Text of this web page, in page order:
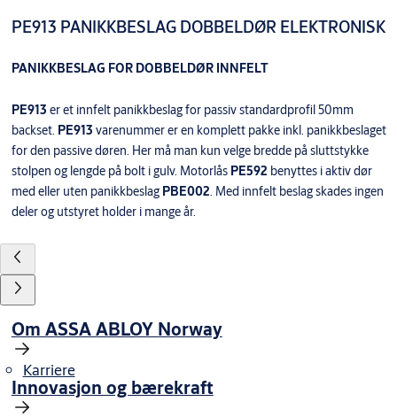
PE913 PANIKKBESLAG DOBBELDØR ELEKTRONISK
PANIKKBESLAG FOR DOBBELDØR INNFELT
PE913 er et innfelt panikkbeslag for passiv standardprofil 50mm
backset. PE913 varenummer er en komplett pakke inkl. panikkbeslaget
for den passive døren. Her må man kun velge bredde på sluttstykke
stolpen og lengde på bolt i gulv. Motorlås PE592 benyttes i aktiv dør
med eller uten panikkbeslag PBE002. Med innfelt beslag skades ingen
deler og utstyret holder i mange år.
Om ASSA ABLOY Norway
Karriere
Innovasjon og bærekraft